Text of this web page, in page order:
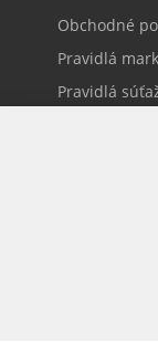
Obchodné
Pravidlá
Pravidlá